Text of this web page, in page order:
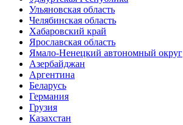
Ульяновская область
Челябинская область
Хабаровский край
Ярославская область
Ямало-Ненецкий автономный округ
Азербайджан
Аргентина
Беларусь
Германия
Грузия
Казахстан